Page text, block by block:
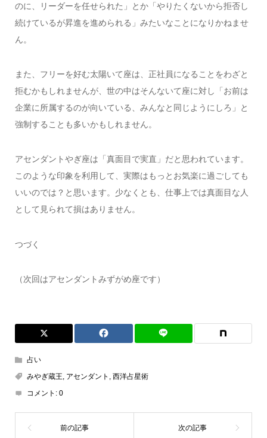
のに、リーダーを任せられた」とか「やりたくないから拒否し
続けているが昇進を進められる」みたいなことになりかねませ
ん。
また、フリーを好む太陽いて座は、正社員になることをわざと
拒むかもしれませんが、世の中はそんないて座に対し「お前は
企業に所属するのが向いている、みんなと同じようにしろ」と
強制することも多いかもしれません。
アセンダントやぎ座は「真面目で実直」だと思われています。
このような印象を利用して、実際はもっとお気楽に過ごしても
いいのでは？と思います。少なくとも、仕事上では真面目な人
として見られて損はありません。
つづく
（次回はアセンダントみずがめ座です）
占い
みやぎ蔵王 アセンダント
西洋占星術
コメント: 0